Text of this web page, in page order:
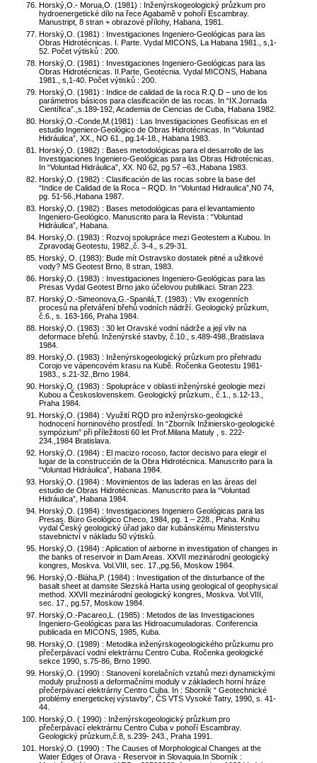
Horský,O.- Morua,O. (1981) : Inženýrskogeologický průzkum pro
hydroenergetické dílo na řece Agabamě v pohoří Escambray.
Manustript, 8 stran + obrazové přílohy, Habana, 1981.
Horský,O. (1981) : Investigaciones Ingeniero-Geológicas para las
Obras Hidrotécnicas. I. Parte. Vydal MICONS, La Habana 1981., s,1-
52. Počet výtisků : 200.
Horský,O. (1981) : Investigaciones Ingeniero-Geológicas para las
Obras Hidrotécnicas. II.Parte, Geotécnia. Vydal MICONS, Habana
1981., s,1-40. Počet výtisků : 200.
Horský,O. (1981) : Indice de calidad de la roca R.Q.D – uno de los
parámetros básicos para clasificación de las rocas. In “IX.Jornada
Científica”.,s.189-192, Academia de Ciencias de Cuba, Habana 1982.
Horský,O.-Conde,M.(1981) : Las Investigaciones Geofísicas en el
estudio Ingeniero-Geológico de Obras Hidrotécnicas. In “Voluntad
Hidráulica”, XX., NO 61., pg.14-18., Habana 1983.
Horský,O. (1982) : Bases metodológicas para el desarrollo de las
Investigaciones Ingeniero-Geológicas para las Obras Hidrotécnicas.
In “Voluntad Hidráulica”, XX. N0 62, pg.57 –63.,Habana 1983.
Horský,O. (1982) : Clasificación de las rocas sobre la base del
“Indice de Calidad de la Roca – RQD. In “Voluntad Hidraulica”,N0 74,
pg. 51-56.,Habana 1987.
Horský,O. (1982) : Bases metodológicas para el levantamiento
Ingeniero-Geológico. Manuscrito para la Revista : “Voluntad
Hidráulica”, Habana.
Horský,O. (1983) : Rozvoj spolupráce mezi Geotestem a Kubou. In
Zpravodaj Geotestu, 1982.,č. 3-4., s.29-31.
Horský, O. (1983): Bude mít Ostravsko dostatek pitné a užitkové
vody? MS Geotest Brno, 8 stran, 1983.
Horský,O. (1983) : Investigaciones Ingeniero-Geológicas para las
Presas Vydal Geotest Brno jako účelovou publikaci. Stran 223.
Horský,O.-Simeonova,G.-Spanilá,T. (1983) : Vliv exogenních
procesů na přetváření břehů vodních nádrží. Geologický průzkum,
č.6., s. 163-166, Praha 1984.
Horský,O. (1983) : 30 let Oravské vodní nádrže a její vliv na
deformace břehů. Inženýrské stavby, č.10., s.489-498.,Bratislava
1984.
Horský,O. (1983) : Inženýrskogeologický průzkum pro přehradu
Corojo ve vápencovém krasu na Kubě. Ročenka Geotestu 1981-
1983., s.21-32.,Brno 1984.
Horský,O. (1983) : Spolupráce v oblasti inženýrské geologie mezi
Kubou a Československem. Geologický průzkum., č.1., s.12-13.,
Praha 1984.
Horský,O. (1984) : Využití RQD pro inženýrsko-geologické
hodnocení horninového prostředí. In “Zborník Inžiniersko-geologické
sympózium” při příležitosti 60 let Prof.Milana Matuly , s. 222-
234.,1984 Bratislava.
Horský,O. (1984) : El macizo rocoso, factor decisivo para elegir el
lugar de la construcción de la Obra Hidrotécnica. Manuscrito para la
“Voluntad Hidráulica”, Habana 1984.
Horský,O. (1984) : Movimientos de las laderas en las áreas del
estudio de Obras Hidrotécnicas. Manuscrito para la “Voluntad
Hidráulica”, Habana 1984.
Horský,O. (1984) : Investigaciones Ingeniero Geológicas para las
Presas. Büro Geológico Checo, 1984, pg. 1 – 228., Praha. Knihu
vydal Český geologický úřad jako dar kubánskému Ministerstvu
stavebnictví v nákladu 50 výtisků.
Horský,O. (1984) : Aplication of airborne in investigation of changes in
the banks of reservoir in Dam Areas. XXVII mezinárodní geologický
kongres, Moskva. Vol.VIII, sec. 17.,pg.56, Moskow 1984.
Horský,O.-Bláha,P. (1984) : Investigation of the disturbance of the
basalt sheet at damsite Slezská Harta using geological of geophysical
method. XXVII mezinárodní geologický kongres, Moskva. Vol.VIII,
sec. 17., pg.57, Moskow 1984.
Horský,O.-Pacareo,L. (1985) : Metodos de las Investigaciones
Ingeniero-Geológicas para las Hidroacumuladoras. Conferencia
publicada en MICONS, 1985, Kuba.
Horský,O. (1989) : Metodika inženýrskogeologického průzkumu pro
přečerpávací vodní elektrárnu Centro Cuba. Ročenka geologické
sekce 1990, s.75-86, Brno 1990.
Horský,O. (1990) : Stanovení korelačních vztahů mezi dynamickými
moduly pružnosti a deformačními moduly v základech horní hráze
přečerpávací elektrárny Centro Cuba. In : Sborník “ Geotechnické
problémy energetickej výstavby”, ČS VTS Vysoké Tatry, 1990, s. 41-
44.
Horský,O. ( 1990) : Inženýrskogeologický průzkum pro
přečerpávací elektrárnu Centro Cuba v pohoří Escambray.
Geologický průzkum,č.8, s.239- 243., Praha 1991.
Horský,O. (1990) : The Causes of Morphological Changes at the
Water Edges of Orava - Reservoir in Slovaquia.In Sborník :